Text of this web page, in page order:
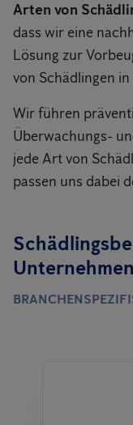
Arten von
dass wir eine
Lösung zur
von Schädlingen
Wir führen
Überwachungs-
jede Art von
passen uns dabei